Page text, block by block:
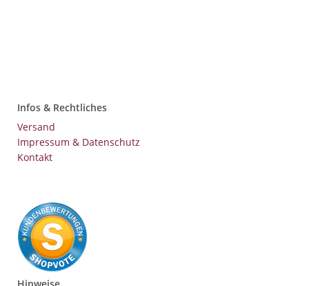
Infos & Rechtliches
Versand
Impressum & Datenschutz
Kontakt